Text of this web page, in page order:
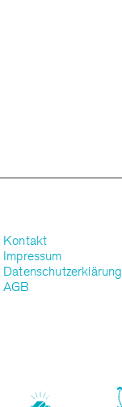
Kontakt
Impressum
Datenschutzerklärung
AGB